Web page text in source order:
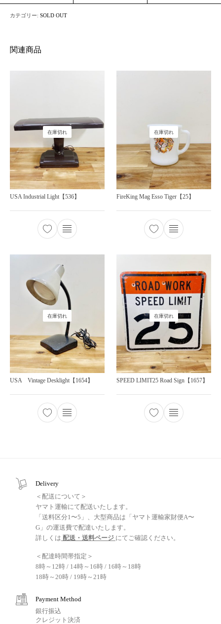
カテゴリー:SOLD OUT
関連商品
在庫切れ
USA Industrial Light【536】
在庫切れ
FireKing Mag Esso Tiger【25】
在庫切れ
USA Vintage Desklight【1654】
在庫切れ
SPEED LIMIT25 Road Sign【1657】
Delivery
＜配送について＞
ヤマト運輸にて配送いたします。
「送料区分1〜5」、大型商品は「ヤマト運輸家財便A〜
G」の運送費で配達いたします。
詳しくは 配送・送料ページ にてご確認ください。
＜配達時間帯指定＞
8時～12時 / 14時～16時 / 16時～18時
18時～20時 / 19時～21時
Payment Method
銀行振込
クレジット決済